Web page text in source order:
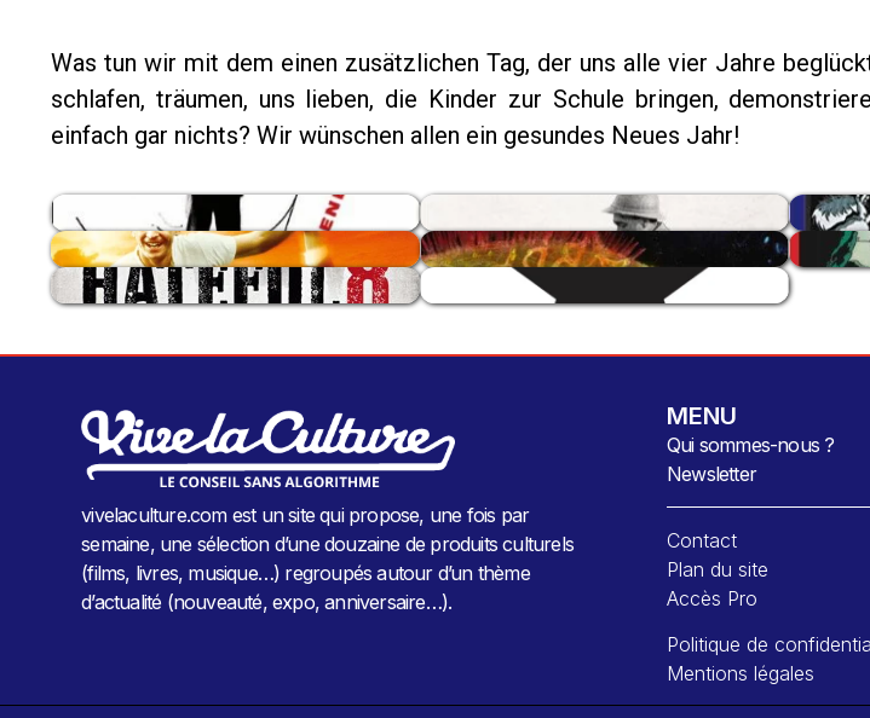
Was tun wir mit dem einen zusätzlichen Tag, der uns alle vier Jahre
schlafen, träumen, uns lieben, die Kinder zur Schule bringen,
einfach gar nichts? Wir wünschen allen ein gesundes Neues Jahr!
vivelaculture.com est un site qui propose, une fois par
semaine, une sélection d’une douzaine de produits culturels
(films, livres, musique…) regroupés autour d’un thème
d’actualité (nouveauté, expo, anniversaire…).
MENU
Qui sommes-nous ?
Newsletter
Contact
Plan du site
Accès Pro
Politique de
Mentions légales